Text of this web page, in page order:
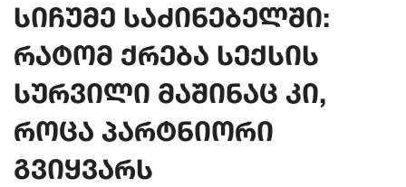
სიჩუმე საძინებელში:
რატომ ქრება სექსის
სურვილი მაშინაც კი,
როცა პარტნიორი
გვიყვარს